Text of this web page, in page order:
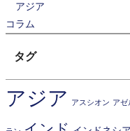
アジア
コラム
タグ
アジア アスシオン アゼ